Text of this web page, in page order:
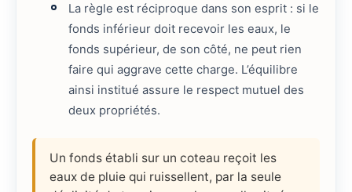
La règle est réciproque dans son esprit : si le
fonds inférieur doit recevoir les eaux, le
fonds supérieur, de son côté, ne peut rien
faire qui aggrave cette charge. L’équilibre
ainsi institué assure le respect mutuel des
deux propriétés.
Un fonds établi sur un coteau reçoit les
eaux de pluie qui ruissellent, par la seule